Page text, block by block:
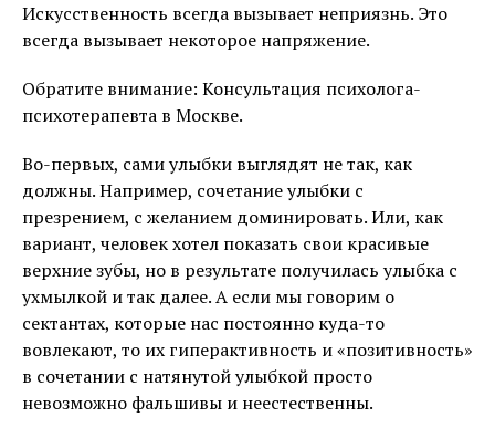
Искусственность всегда вызывает неприязнь. Это
всегда вызывает некоторое напряжение.
Обратите внимание: Консультация психолога-
психотерапевта в Москве.
Во-первых, сами улыбки выглядят не так, как
должны. Например, сочетание улыбки с
презрением, с желанием доминировать. Или, как
вариант, человек хотел показать свои красивые
верхние зубы, но в результате получилась улыбка с
ухмылкой и так далее. А если мы говорим о
сектантах, которые нас постоянно куда-то
вовлекают, то их гиперактивность и «позитивность»
в сочетании с натянутой улыбкой просто
невозможно фальшивы и неестественны.